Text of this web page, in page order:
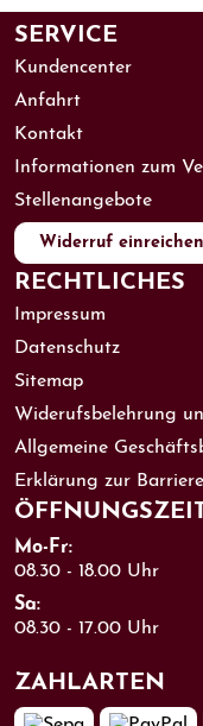
SERVICE
Kundencenter
Anfahrt
Kontakt
Informationen zum
Stellenangebote
Widerruf einreichen
RECHTLICHES
Impressum
Datenschutz
Sitemap
Widerufsbelehrung
Allgemeine
Erklärung zur
Mo-Fr:
08.30 - 18.00 Uhr
Sa:
08.30 - 17.00 Uhr
ZAHL­ARTEN